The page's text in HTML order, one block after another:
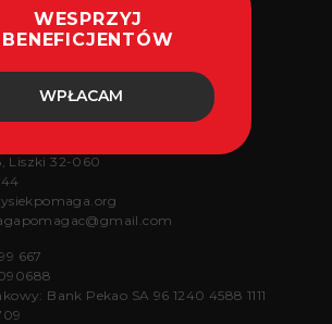
WESPRZYJ
BENEFICJENTÓW
WPŁACAM
„KRZYSIEK POMAGA
Liszki 32-060
667
Bank Pekao SA 96 1240 4588 1111